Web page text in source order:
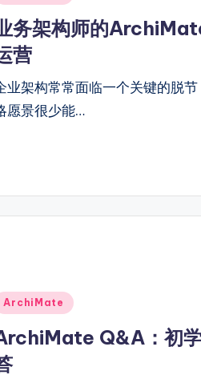
务架构师的
营
业架构常常面临一个关键的脱
愿景很少能…
ArchiMate
Q&A：初